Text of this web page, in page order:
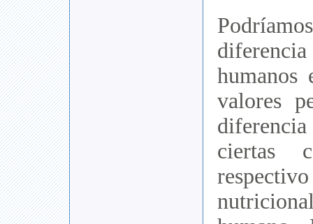
humanos
valores
ciertas